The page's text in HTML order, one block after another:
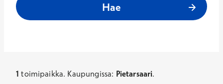
Hae
1 toimipaikka. Kaupungissa: Pietarsaari.